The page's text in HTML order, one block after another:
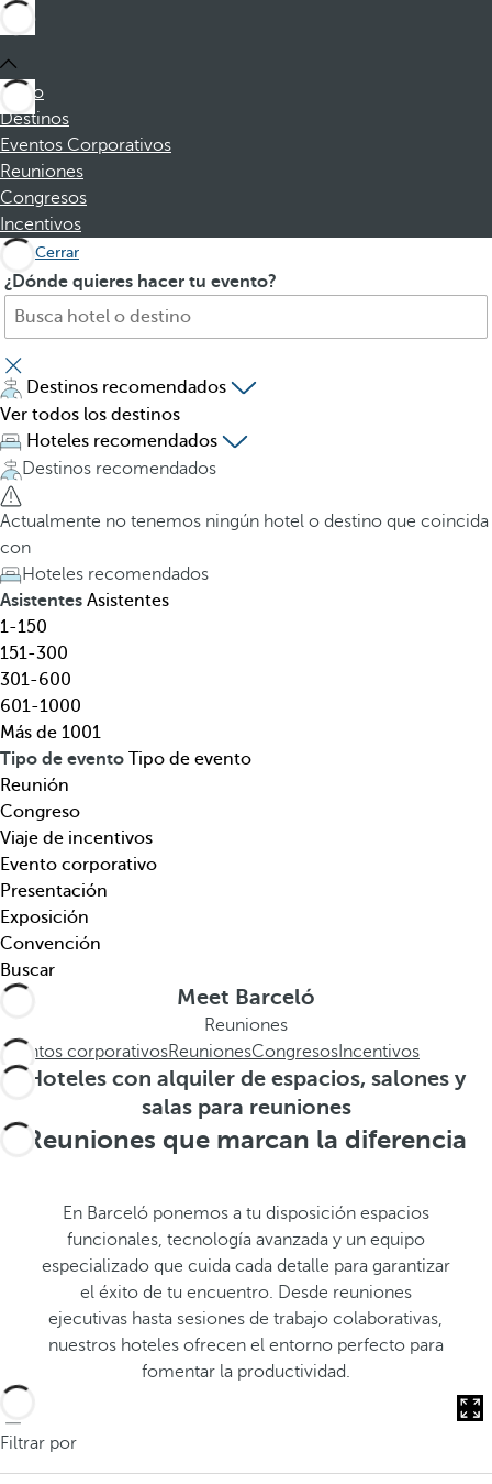
Inicio
Destinos
Eventos Corporativos
Reuniones
Congresos
Incentivos
Cerrar
¿Dónde quieres hacer tu evento?
B
s
c
a
h
o
t
e
l
,
d
e
s
t
i
n
o
,
t
e
m
á
t
i
c
a
.
.
A
p
u
l
s
a
r
l
a
t
e
c
l
a
d
e
f
l
e
c
h
a
h
a
c
i
a
b
a
o
v
n
t
Destinos recomendados
Ver todos los destinos
Hoteles recomendados
Destinos recomendados
Actualmente no tenemos ningún hotel o destino que coincida
con
Hoteles recomendados
Asistentes Asistentes
1-150
151-300
301-600
601-1000
Más de 1001
Tipo de evento Tipo de evento
Reunión
Congreso
Viaje de incentivos
Evento corporativo
Presentación
Exposición
Convención
Buscar
Meet Barceló
Reuniones
Eventos corporativosReunionesCongresos Incentivos
Hoteles con alquiler de espacios, salones y
salas para reuniones
Reuniones que marcan la diferencia
En Barceló ponemos a tu disposición espacios
funcionales, tecnología avanzada y un equipo
especializado que cuida cada detalle para garantizar
el éxito de tu encuentro. Desde reuniones
ejecutivas hasta sesiones de trabajo colaborativas,
nuestros hoteles ofrecen el entorno perfecto para
fomentar la productividad.
Filtrar por